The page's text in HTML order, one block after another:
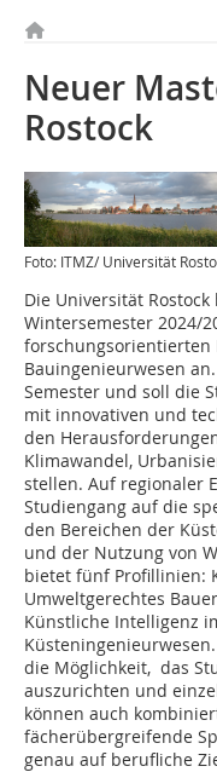
Neuer
Rostock
Foto: ITMZ/ Universität
Die Universität
Wintersemester 2024/
forschungsorientierten
Bauingenieurwesen
Semester und soll die
mit innovativen und
den
Klimawandel,
stellen. Auf regionaler
Studiengang auf die
den Bereichen der
und der Nutzung von
bietet fünf Profillinien:
Umweltgerechtes
Künstliche Intelligenz
die Möglichkeit, das
auszurichten und
können auch
fächerübergreifende
genau auf berufliche